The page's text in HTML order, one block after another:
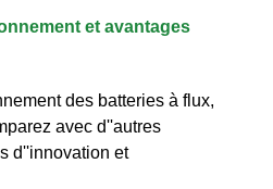
et avantages
des batteries à flux,
avec d''autres
d''innovation et